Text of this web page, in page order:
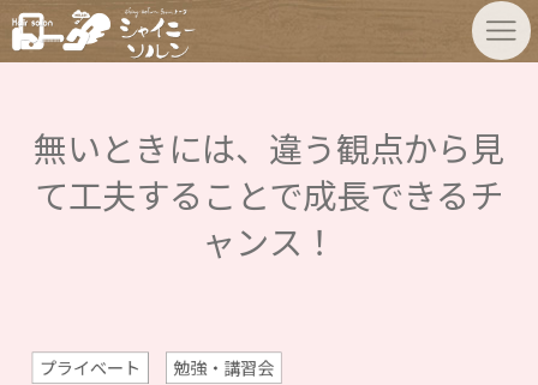
無いときには、違う観点から見
て工夫することで成長できるチ
ャンス！
プライベート 勉強・講習会